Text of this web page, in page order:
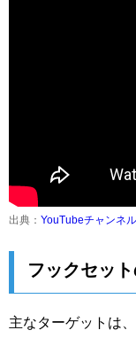
出典： YouTubeチャンネ
フックセッ
主なターゲットは